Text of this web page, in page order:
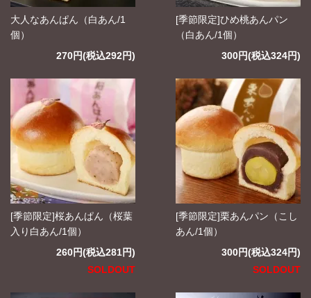
大人なあんぱん（白あん/1
個）
270円(税込292円)
[季節限定]ひめ桃あんパン
（白あん/1個）
300円(税込324円)
[季節限定]桜あんぱん（桜葉
入り白あん/1個）
260円(税込281円)
SOLDOUT
[季節限定]栗あんパン（こし
あん/1個）
300円(税込324円)
SOLDOUT